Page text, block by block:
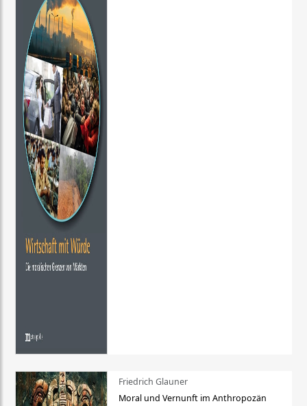
Friedrich Glauner
Moral und Vernunft im Anthropozän